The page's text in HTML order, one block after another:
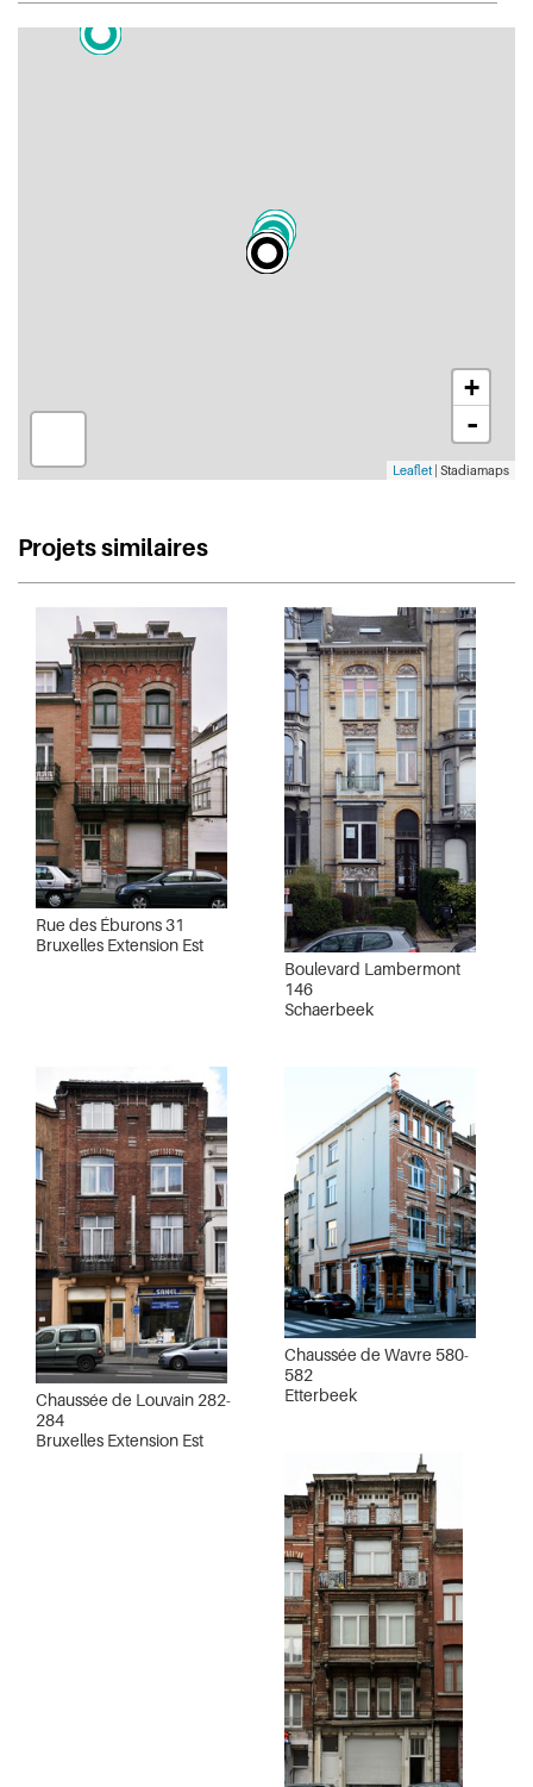
+
-
Leaflet | Stadiamaps
Projets similaires
Rue des Éburons 31
Bruxelles Extension Est
Boulevard Lambermont
146
Schaerbeek
Chaussée de Louvain 282-
284
Bruxelles Extension Est
Chaussée de Wavre 580-
582
Etterbeek